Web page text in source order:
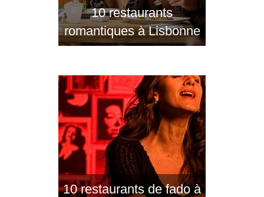
10 restaurants
romantiques à Lisbonne
10 restaurants de fado à